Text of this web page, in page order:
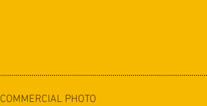
COMMERCIAL PHOTO